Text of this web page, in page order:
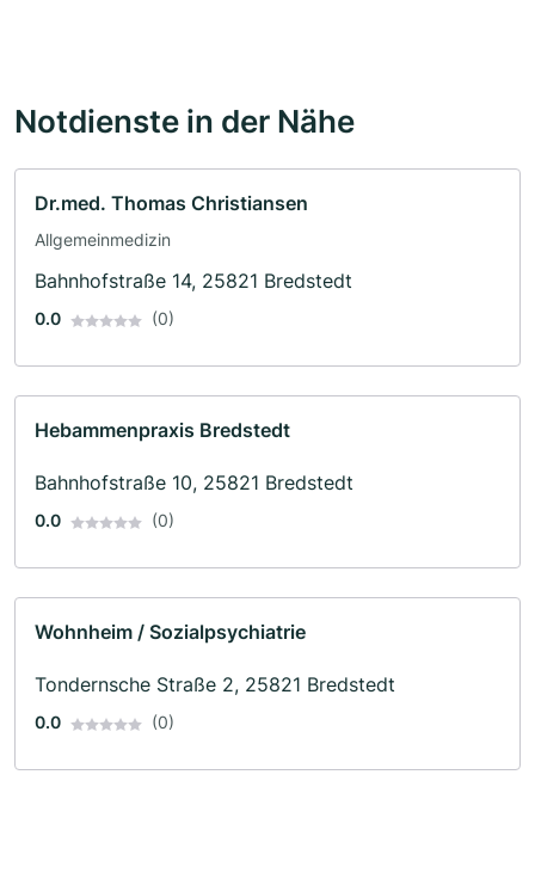
Notdienste in der Nähe
Dr.med. Thomas Christiansen
Allgemeinmedizin
Bahnhofstraße 14, 25821 Bredstedt
0.0 (0)
Hebammenpraxis Bredstedt
Bahnhofstraße 10, 25821 Bredstedt
0.0 (0)
Wohnheim / Sozialpsychiatrie
Tondernsche Straße 2, 25821 Bredstedt
0.0 (0)